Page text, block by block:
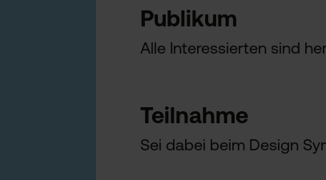
Publikum
Alle Interessierten sind
Teilnahme
Sei dabei beim Design